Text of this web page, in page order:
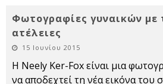
Φωτογραφίες γυναικών με
ατέλειες
15 Ιουνίου 2015
Η Neely Ker-Fox είναι μια
να αποδεχτεί τη νέα εικόνα του